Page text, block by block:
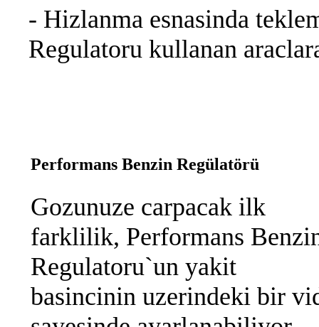
- Hizlanma esnasinda
Regulatoru kullanan
Performans Benzin Regülatörü
Gozunuze carpacak ilk
farklilik, Performans
Regulatoru`un yakit
basincinin uzerindeki bir